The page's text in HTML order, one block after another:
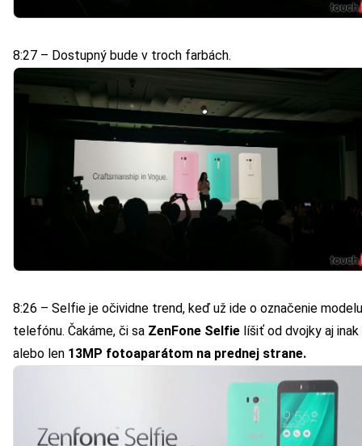
8:27 – Dostupný bude v troch farbách.
8:26 – Selfie je očividne trend, keď už ide o označenie modelu
telefónu. Čakáme, či sa ZenFone Selfie líšiť od dvojky aj inak
alebo len 13MP fotoaparátom na prednej strane.